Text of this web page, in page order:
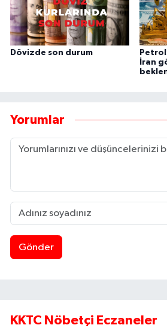
Dövizde son durum
İran
Yorumlar
Gönder
KKTC Nöbetçi Eczaneler